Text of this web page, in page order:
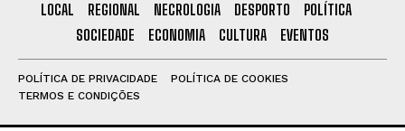
LOCAL REGIONAL NECROLOGIA DESPORTO
POLÍTICA
SOCIEDADE
ECONOMIA CULTURA EVENTOS
POLÍTICA DE PRIVACIDADE
POLÍTICA DE COOKIES
TERMOS E CONDIÇÕES